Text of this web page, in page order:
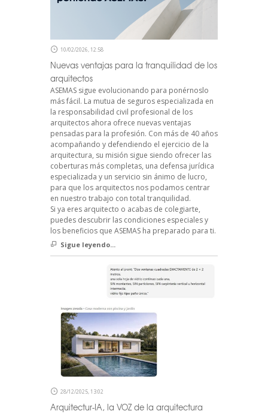
10/02/2026, 12:58
Nuevas ventajas para la tranquilidad de los
arquitectos
ASEMAS sigue evolucionando para ponérnoslo
más fácil. La mutua de seguros especializada en
la responsabilidad civil profesional de los
arquitectos ahora ofrece nuevas ventajas
pensadas para la profesión. Con más de 40 años
acompañando y defendiendo el ejercicio de la
arquitectura, su misión sigue siendo ofrecer las
coberturas más completas, una defensa jurídica
especializada y un servicio sin ánimo de lucro,
para que los arquitectos nos podamos centrar
en nuestro trabajo con total tranquilidad.
Si ya eres arquitecto o acabas de colegiarte,
puedes descubrir las condiciones especiales y
los beneficios que ASEMAS ha preparado para ti.
Sigue leyendo...
28/12/2025, 13:02
Arquitectur-IA, la VOZ de la arquitectura